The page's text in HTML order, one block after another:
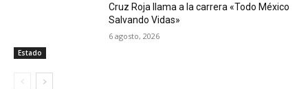
Estado
Cruz Roja llama a la carrera «Todo México
Salvando Vidas»
6 agosto, 2026